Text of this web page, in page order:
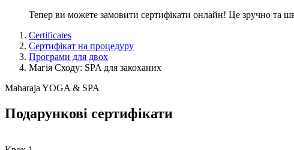
Тепер ви можете замовити сертифікати онлайн! Це зручно та
Certificates
Сертифікат на процедуру
Програми для двох
Магія Сходу: SPA для закоханих
Maharaja YOGA & SPA
Подарункові сертифікати